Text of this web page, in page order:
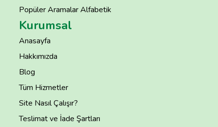
Popüler Aramalar Alfabetik
Kurumsal
Anasayfa
Hakkımızda
Blog
Tüm Hizmetler
Site Nasıl Çalışır?
Teslimat ve İade Şartları